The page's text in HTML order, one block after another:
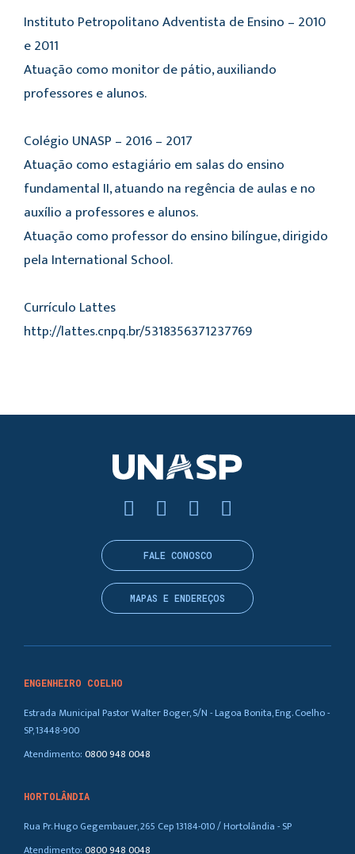
Instituto Petropolitano Adventista de Ensino – 2010
e 2011
Atuação como monitor de pátio, auxiliando
professores e alunos.
Colégio UNASP – 2016 – 2017
Atuação como estagiário em salas do ensino
fundamental II, atuando na regência de aulas e no
auxílio a professores e alunos.
Atuação como professor do ensino bilíngue, dirigido
pela International School.
Currículo Lattes
http://lattes.cnpq.br/5318356371237769
ENGENHEIRO COELHO
Estrada Municipal Pastor Walter Boger, S/N - Lagoa Bonita, Eng. Coelho -
SP, 13448-900
Atendimento:0800 948 0048
HORTOLÂNDIA
Rua Pr. Hugo Gegembauer, 265 Cep 13184-010 / Hortolândia - SP
Atendimento:0800 948 0048
FALE CONOSCO
MAPAS E ENDEREÇOS